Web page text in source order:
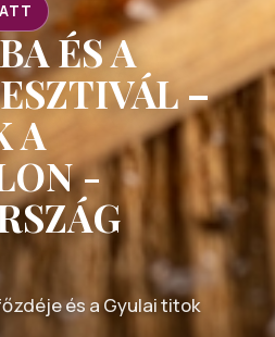
ÉS A
–
A
-
és a Gyulai titok